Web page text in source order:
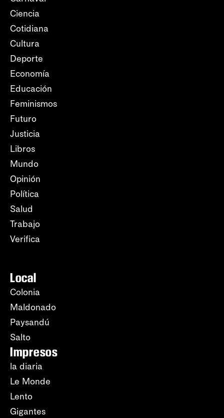
Ciencia
Cotidiana
Cultura
Deporte
Economía
Educación
Feminismos
Futuro
Justicia
Libros
Mundo
Opinión
Política
Salud
Trabajo
Verifica
Local
Colonia
Maldonado
Paysandú
Salto
Impresos
la diaria
Le Monde
Lento
Gigantes